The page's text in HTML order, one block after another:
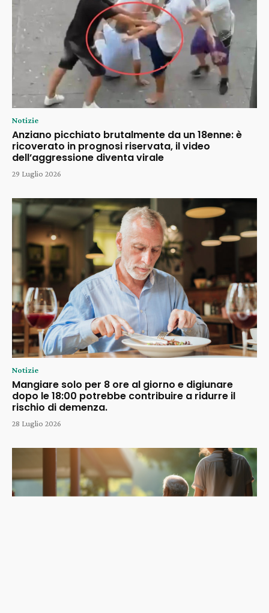
Notizie
Anziano picchiato brutalmente da un 18enne: è
ricoverato in prognosi riservata, il video
dell’aggressione diventa virale
29 Luglio 2026
Notizie
Mangiare solo per 8 ore al giorno e digiunare
dopo le 18:00 potrebbe contribuire a ridurre il
rischio di demenza.
28 Luglio 2026